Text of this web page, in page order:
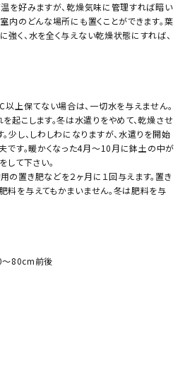
温を好みますが、乾燥気味に管理すれば暗い
内のどんな場所にも置くことができます。葉
く、水を全く与えない乾燥状態にすれば、
上保てない場合は、一切水を与えません。
起こします。冬は水遣りをやめて、乾燥させ
少し、しわしわになりますが、水遣りを開始
です。暖かくなった4月～10月に鉢土の中が
して下さい。
置き肥などを２ヶ月に１回与えます。置き
料を与えてもかまいません。冬は肥料を与
～80cm前後